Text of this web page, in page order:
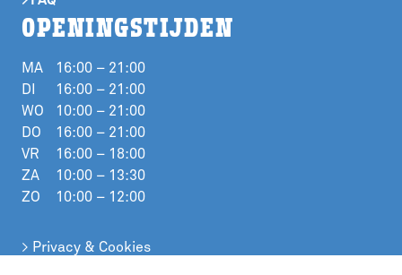
OPENINGSTIJDEN
MA
16:00 – 21:00
DI
16:00 – 21:00
WO
10:00 – 21:00
DO
16:00 – 21:00
VR
16:00 – 18:00
ZA
10:00 – 13:30
ZO
10:00 – 12:00
> Privacy & Cookies